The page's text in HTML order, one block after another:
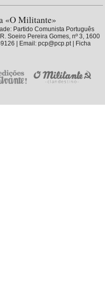
«O Militante»
Partido Comunista Português
Soeiro Pereira Gomes, nº 3, 1600
| Email: pcp@pcp.pt |
Ficha